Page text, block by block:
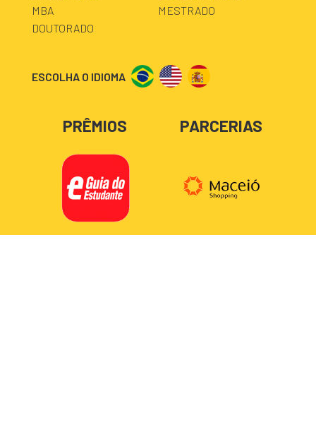
MBA
MESTRADO
DOUTORADO
ESCOLHA O IDIOMA
PRÊMIOS PARCERIAS